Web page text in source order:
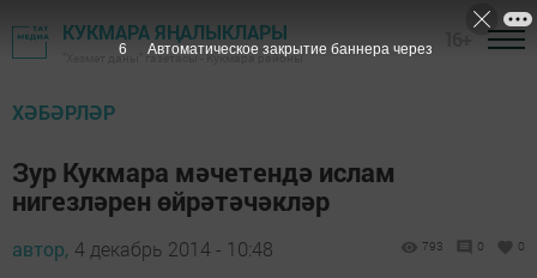
КУКМАРА ЯҢАЛЫКЛАРЫ
"Хезмәт даны" газетасы - Кукмара районы
ХӘБӘРЛӘР
Зур Кукмара мәчетендә ислам
нигезләрен өйрәтәчәкләр
автор, 4 декабрь 2014 - 10:48 793 0 0
5 Автоматическое закрытие баннера через